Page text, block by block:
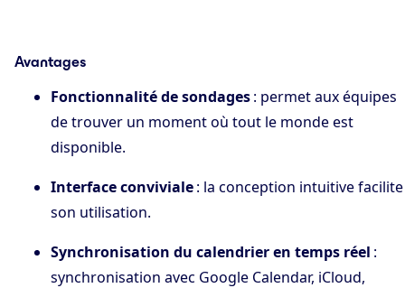
Avantages
Fonctionnalité de sondages: permet aux équipes
de trouver un moment où tout le monde est
disponible.
Interface conviviale: la conception intuitive facilite
son utilisation.
Synchronisation du calendrier en temps réel :
synchronisation avec Google Calendar, iCloud,